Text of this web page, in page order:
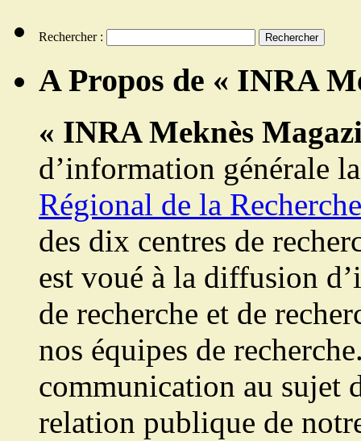
Rechercher :
A Propos de « INRA
« INRA Meknès
d’information générale
Régional de la
des dix centres de
est voué à la diffusion
de recherche et de
nos équipes de
communication au sujet
relation publique de